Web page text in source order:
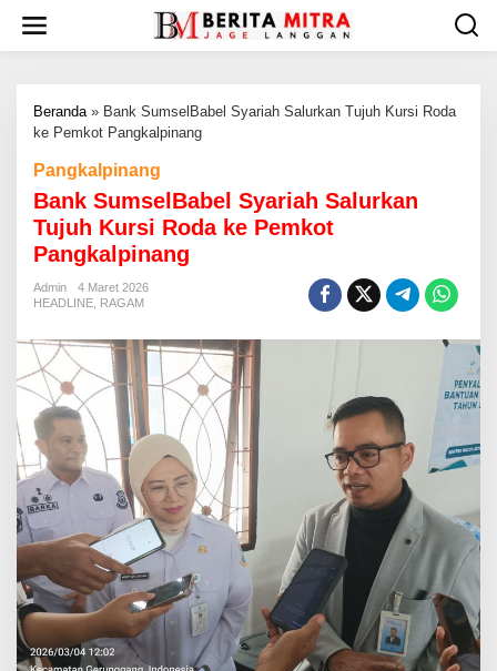
w
Beranda» ‎Bank SumselBabel Syariah Salurkan Tujuh Kursi Roda
ke Pemkot Pangkalpinang ‎
Pangkalpinang
‎Bank SumselBabel Syariah Salurkan
Tujuh Kursi Roda ke Pemkot
Pangkalpinang ‎
Admin
4 Maret 2026
HEADLINE RAGAM